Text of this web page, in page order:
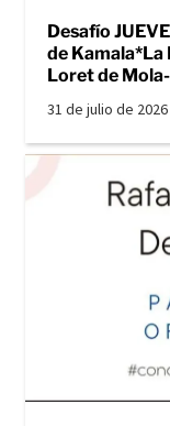
Desafío
de Kamala*La
Loret de Mola-
31 de julio de 2026